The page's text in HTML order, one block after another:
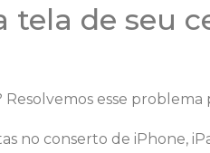
tela de seu
esse problema
no conserto de iPhone,